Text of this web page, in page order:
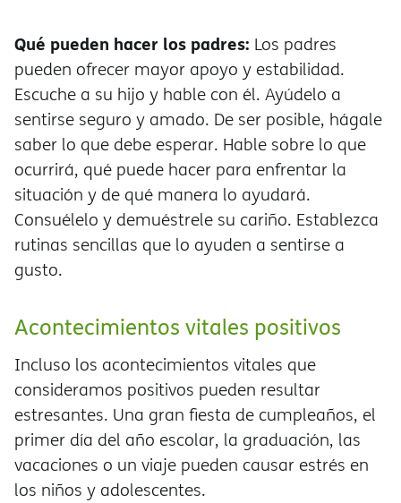
Qué pueden hacer los padres: Los padres
pueden ofrecer mayor apoyo y estabilidad.
Escuche a su hijo y hable con él. Ayúdelo a
sentirse seguro y amado. De ser posible, hágale
saber lo que debe esperar. Hable sobre lo que
ocurrirá, qué puede hacer para enfrentar la
situación y de qué manera lo ayudará.
Consuélelo y demuéstrele su cariño. Establezca
rutinas sencillas que lo ayuden a sentirse a
gusto.
Acontecimientos vitales positivos
Incluso los acontecimientos vitales que
consideramos positivos pueden resultar
estresantes. Una gran fiesta de cumpleaños, el
primer día del año escolar, la graduación, las
vacaciones o un viaje pueden causar estrés en
los niños y adolescentes.